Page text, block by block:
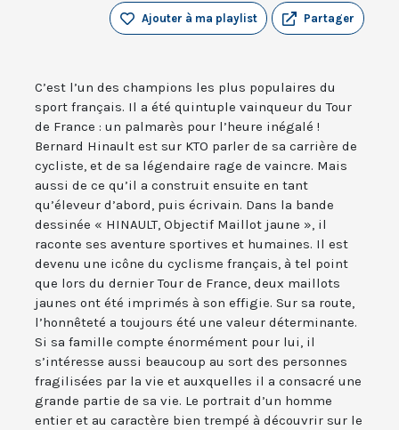
Partager
Ajouter à ma playlist
C’est l’un des champions les plus populaires du
sport français. Il a été quintuple vainqueur du Tour
de France : un palmarès pour l’heure inégalé !
Bernard Hinault est sur KTO parler de sa carrière de
cycliste, et de sa légendaire rage de vaincre. Mais
aussi de ce qu’il a construit ensuite en tant
qu’éleveur d’abord, puis écrivain. Dans la bande
dessinée « HINAULT, Objectif Maillot jaune », il
raconte ses aventure sportives et humaines. Il est
devenu une icône du cyclisme français, à tel point
que lors du dernier Tour de France, deux maillots
jaunes ont été imprimés à son effigie. Sur sa route,
l’honnêteté a toujours été une valeur déterminante.
Si sa famille compte énormément pour lui, il
s’intéresse aussi beaucoup au sort des personnes
fragilisées par la vie et auxquelles il a consacré une
grande partie de sa vie. Le portrait d’un homme
entier et au caractère bien trempé à découvrir sur le